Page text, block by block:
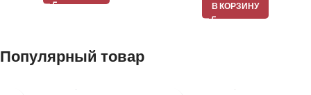
В КОРЗИНУ
Популярный товар